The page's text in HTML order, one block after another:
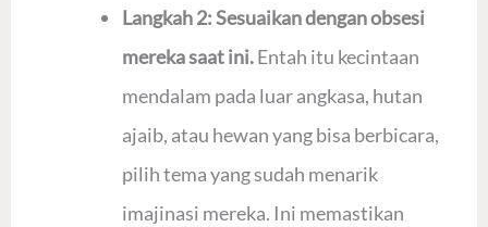
Langkah 2: Sesuaikan dengan obsesi
mereka saat ini.Entah itu kecintaan
mendalam pada luar angkasa, hutan
ajaib, atau hewan yang bisa berbicara,
pilih tema yang sudah menarik
imajinasi mereka. Ini memastikan